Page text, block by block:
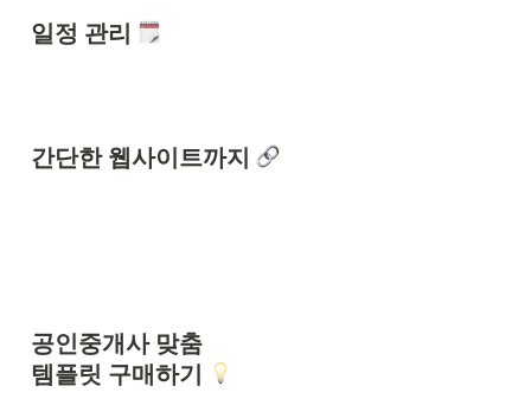
일정 관리
간단한 웹사이트까지
공인중개사 맞춤
템플릿 구매하기